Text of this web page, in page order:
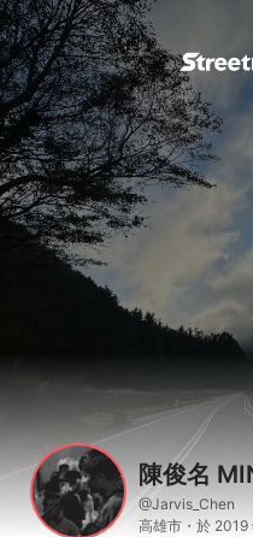
陳俊名
@Jarvis_Chen
高雄市・於 2019